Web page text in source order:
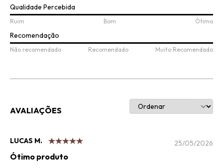
Qualidade Percebida
Ruim Bom Ótimo
Recomendação
Não recomendado Recomendado Muito Recomendado
AVALIAÇÕES
LUCAS M. 25/05/2026
Ótimo produto